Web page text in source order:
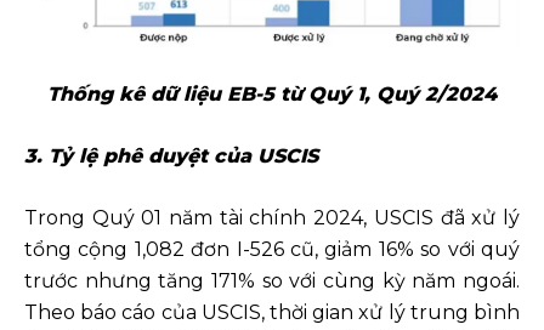
Thống kê dữ liệu EB-5 từ Quý 1, Quý 2/2024
3. Tỷ lệ phê duyệt của USCIS
Trong Quý 01 năm tài chính 2024, USCIS đã xử lý
tổng cộng 1,082 đơn I-526 cũ, giảm 16% so với quý
trước nhưng tăng 171% so với cùng kỳ năm ngoái.
Theo báo cáo của USCIS, thời gian xử lý trung bình